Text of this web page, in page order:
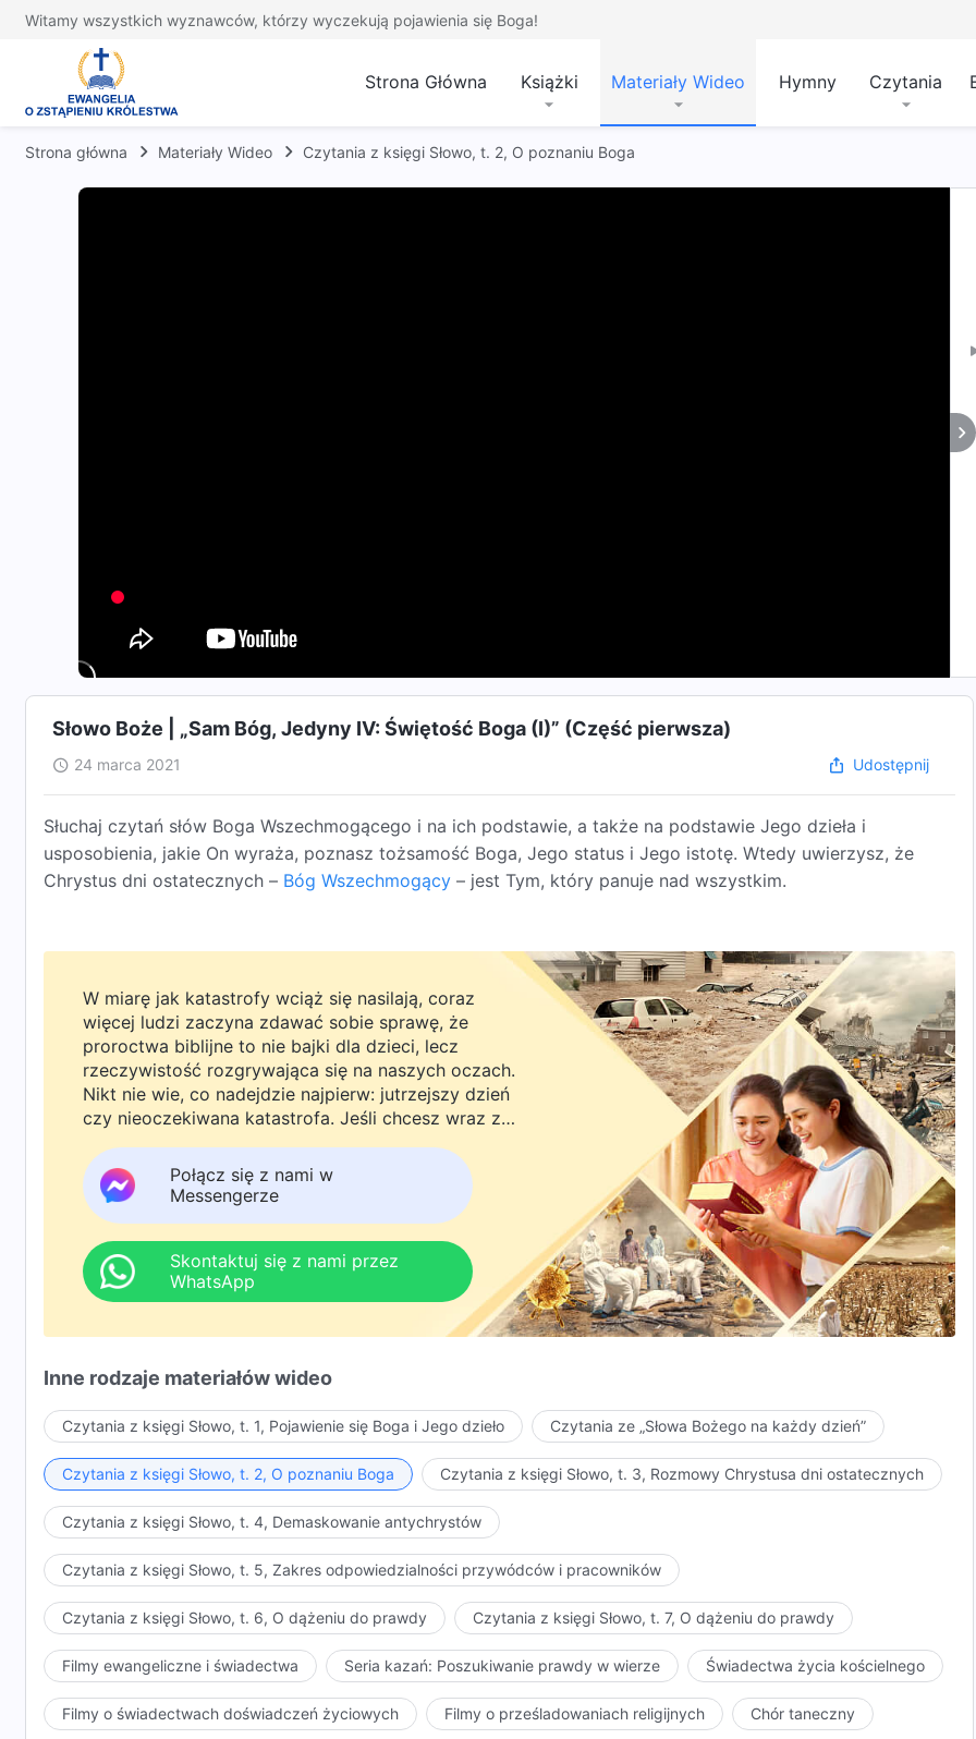
Witamy wszystkich wyznawców, którzy wyczekują pojawienia się Boga!
Strona Główna Książki Materiały Wideo Hymny Czytania
Strona główna Materiały Wideo Czytania z księgi Słowo, t. 2, O poznaniu Boga
Słowo Boże | „Sam Bóg, Jedyny IV: Świętość Boga (I)” (Część pierwsza)
24 marca 2021 Udostępnij
Słuchaj czytań słów Boga Wszechmogącego i na ich podstawie, a także na podstawie Jego dzieła i
usposobienia, jakie On wyraża, poznasz tożsamość Boga, Jego status i Jego istotę. Wtedy uwierzysz, że
Chrystus dni ostatecznych – Bóg Wszechmogący – jest Tym, który panuje nad wszystkim.
W miarę jak katastrofy wciąż się nasilają, coraz
więcej ludzi zaczyna zdawać sobie sprawę, że
proroctwa biblijne to nie bajki dla dzieci, lecz
rzeczywistość rozgrywająca się na naszych oczach.
Nikt nie wie, co nadejdzie najpierw: jutrzejszy dzień
czy nieoczekiwana katastrofa. Jeśli chcesz wraz z
rodziną powitać powrót Pana i znaleźć
bezpieczeństwo pod Bożą ochroną, kliknij
WhatsAppa lub Messengera, aby dołączyć do
naszej grupy studyjnej. Nie odkładaj tego do jutra.
Połącz się z nami w
Messengerze
Skontaktuj się z nami przez
WhatsApp
Inne rodzaje materiałów wideo
Czytania z księgi Słowo, t. 1, Pojawienie się Boga i Jego dzieło Czytania ze „Słowa Bożego na każdy dzień”
Czytania z księgi Słowo, t. 2, O poznaniu Boga Czytania z księgi Słowo, t. 3, Rozmowy Chrystusa dni ostatecznych
Czytania z księgi Słowo, t. 4, Demaskowanie antychrystów
Czytania z księgi Słowo, t. 5, Zakres odpowiedzialności przywódców i pracowników
Czytania z księgi Słowo, t. 6, O dążeniu do prawdy Czytania z księgi Słowo, t. 7, O dążeniu do prawdy
Filmy ewangeliczne i świadectwa Seria kazań: Poszukiwanie prawdy w wierze Świadectwa życia kościelnego
Filmy o świadectwach doświadczeń życiowych Filmy o prześladowaniach religijnych Chór taneczny